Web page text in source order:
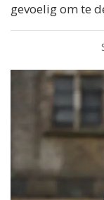
gevoelig om te